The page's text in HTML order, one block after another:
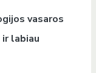
vasaros
labiau